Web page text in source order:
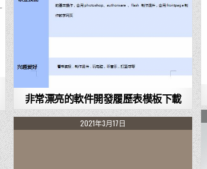
非常漂亮的軟件開發履歷表模板下載
2021年3月17日